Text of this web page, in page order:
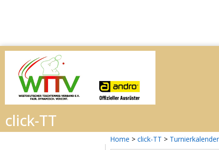
Home > click-TT > Turnierkalender